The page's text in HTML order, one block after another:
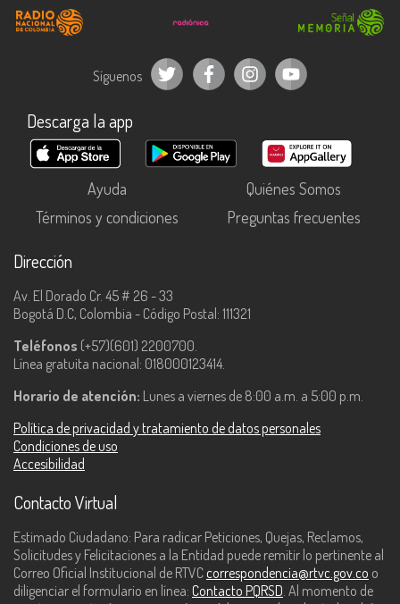
Síguenos
Descarga la app
Ayuda
Quiénes Somos
Términos y condiciones
Preguntas frecuentes
Dirección
Av. El Dorado Cr. 45 # 26 - 33
Bogotá D.C, Colombia - Código Postal: 111321
Teléfonos (+57)(601) 2200700.
Línea gratuita nacional: 018000123414.
Horario de atención: Lunes a viernes de 8:00 a.m. a 5:00 p.m.
Política de privacidad y tratamiento de datos personales
Condiciones de uso
Accesibilidad
Contacto Virtual
Estimado Ciudadano: Para radicar Peticiones, Quejas, Reclamos,
Solicitudes y Felicitaciones a la Entidad puede remitir lo pertinente al
Correo Oficial Institucional de RTVC correspondencia@rtvc.gov.co o
diligenciar el formulario en línea: Contacto PQRSD. Al momento de